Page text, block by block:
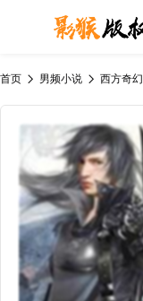
首页 男频小说 西方奇幻